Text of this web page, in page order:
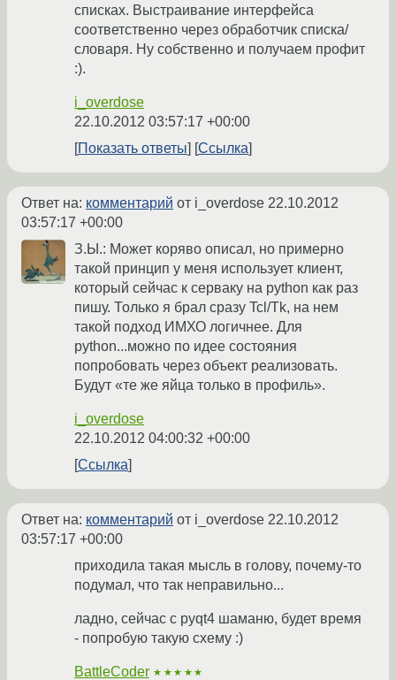
списках. Выстраивание интерфейса
соответственно через обработчик списка/
словаря. Ну собственно и получаем профит
:).
i_overdose
22.10.2012 03:57:17 +00:00
Показать ответы
Ссылка
Ответ на: комментарий от i_overdose 22.10.2012
03:57:17 +00:00
З.Ы.: Может коряво описал, но примерно
такой принцип у меня использует клиент,
который сейчас к серваку на python как раз
пишу. Только я брал сразу Tcl/Tk, на нем
такой подход ИМХО логичнее. Для
python...можно по идее состояния
попробовать через объект реализовать.
Будут «те же яйца только в профиль».
i_overdose
22.10.2012 04:00:32 +00:00
Ссылка
Ответ на: комментарий от i_overdose 22.10.2012
03:57:17 +00:00
приходила такая мысль в голову, почему-то
подумал, что так неправильно...
ладно, сейчас с pyqt4 шаманю, будет время
- попробую такую схему :)
BattleCoder ★★★★★